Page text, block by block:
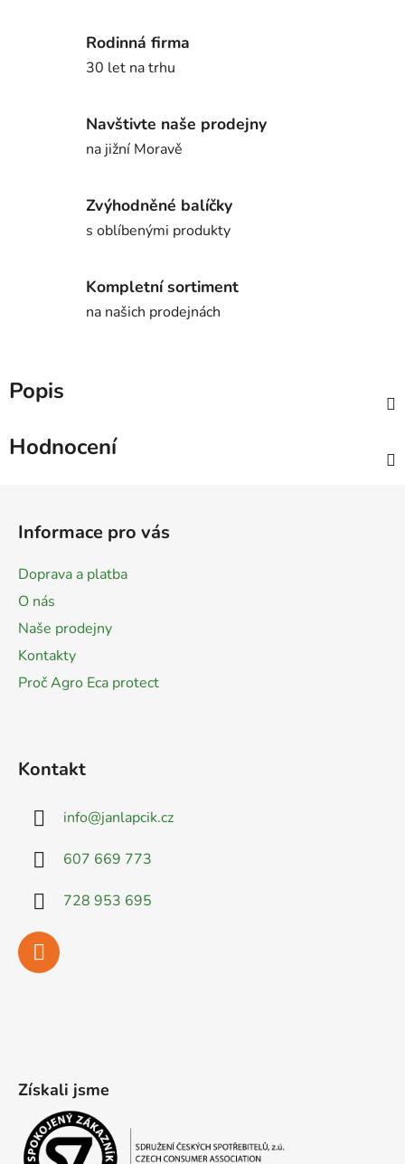
Rodinná firma
30 let na trhu
Navštivte naše prodejny
na jižní Moravě
Zvýhodněné balíčky
s oblíbenými produkty
Kompletní sortiment
na našich prodejnách
Popis
Hodnocení
Informace pro vás
Doprava a platba
O nás
Naše prodejny
Kontakty
Proč Agro Eca protect
Kontakt
info@janlapcik.cz
607 669 773
728 953 695
Získali jsme